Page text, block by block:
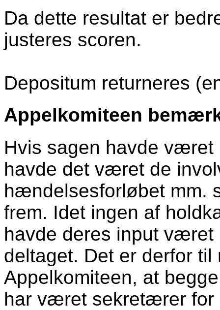
Da dette resultat er
justeres scoren.
Depositum returneres
Appelkomiteen
Hvis sagen havde været
havde det været de
hændelsesforløbet mm.
frem. Idet ingen af
havde deres input
deltaget. Det er derfor
Appelkomiteen, at
har været sekretærer for